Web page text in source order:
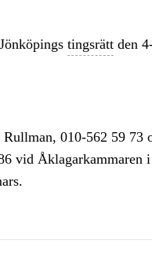
tingsrättden
010-562 59 73
vid Åklagarkammaren